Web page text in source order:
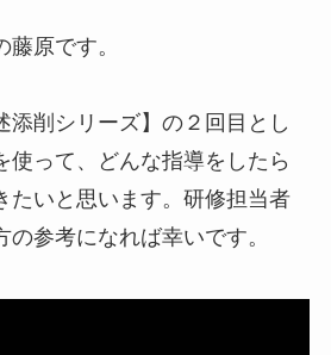
原です。
添削シリーズ】の２回目とし
使って、どんな指導をしたら
いと思います。 研修担当者
参考になれば幸いです。